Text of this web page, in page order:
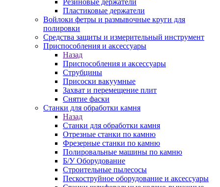
Резиновые держатели
Пластиковые держатели
Войлоки фетры и размывочные круги для
полировки
Средства защиты и измерительный инструмент
Приспособления и аксессуары
Назад
Приспособления и аксессуары
Струбцины
Присоски вакуумные
Захват и перемещение плит
Снятие фаски
Станки для обработки камня
Назад
Станки для обработки камня
Отрезные станки по камню
Фрезерные станки по камню
Полировальные машины по камню
Б/У Оборудование
Строительные пылесосы
Пескоструйное оборудование и аксессуары